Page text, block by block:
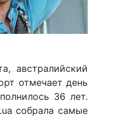
австралийский
отмечает день
36 лет.
собрала самые